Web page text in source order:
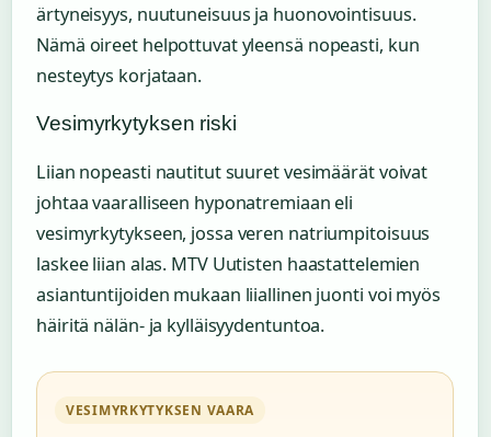
ärtyneisyys, nuutuneisuus ja huonovointisuus.
Nämä oireet helpottuvat yleensä nopeasti, kun
nesteytys korjataan.
Vesimyrkytyksen riski
Liian nopeasti nautitut suuret vesimäärät voivat
johtaa vaaralliseen hyponatremiaan eli
vesimyrkytykseen, jossa veren natriumpitoisuus
laskee liian alas. MTV Uutisten haastattelemien
asiantuntijoiden mukaan liiallinen juonti voi myös
häiritä nälän- ja kylläisyydentuntoa.
VESIMYRKYTYKSEN VAARA